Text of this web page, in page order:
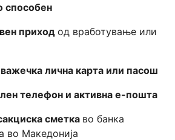
способен
приход од вработување или
важечка лична карта или пасош
телефон и активна е-пошта
сметка во банка
во Македонија